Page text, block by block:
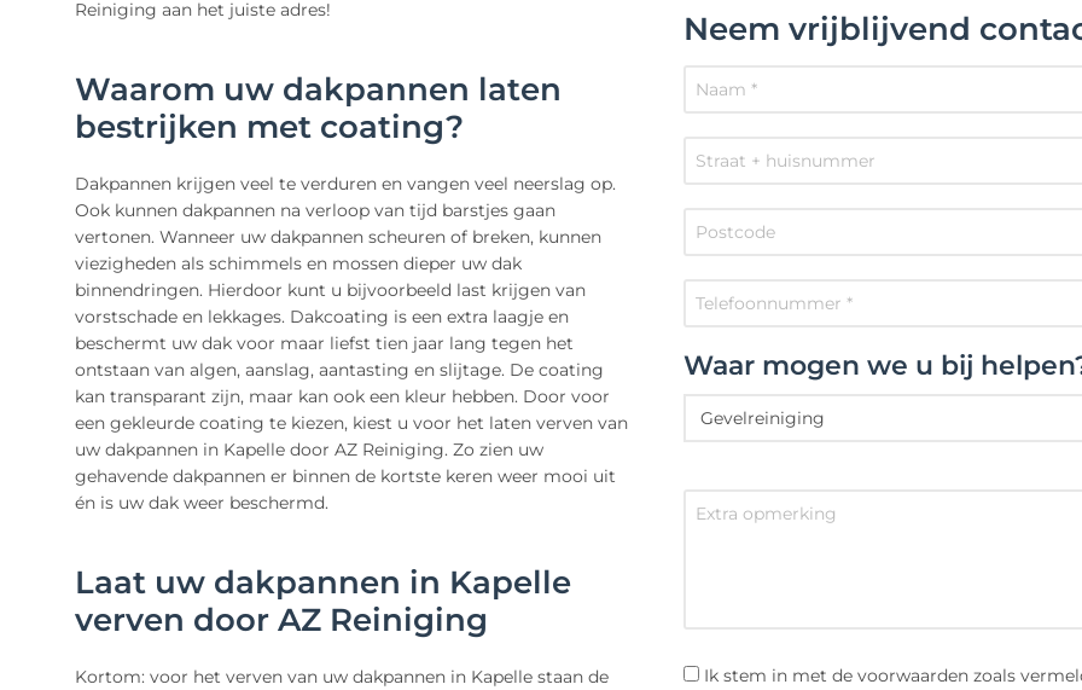
Reiniging aan het juiste adres!
Waarom uw dakpannen laten
bestrijken met coating?
Dakpannen krijgen veel te verduren en vangen veel neerslag op.
Ook kunnen dakpannen na verloop van tijd barstjes gaan
vertonen. Wanneer uw dakpannen scheuren of breken, kunnen
viezigheden als schimmels en mossen dieper uw dak
binnendringen. Hierdoor kunt u bijvoorbeeld last krijgen van
vorstschade en lekkages. Dakcoating is een extra laagje en
beschermt uw dak voor maar liefst tien jaar lang tegen het
ontstaan van algen, aanslag, aantasting en slijtage. De coating
kan transparant zijn, maar kan ook een kleur hebben. Door voor
een gekleurde coating te kiezen, kiest u voor het laten verven van
uw dakpannen in Kapelle door AZ Reiniging. Zo zien uw
gehavende dakpannen er binnen de kortste keren weer mooi uit
én is uw dak weer beschermd.
Laat uw dakpannen in Kapelle
verven door AZ Reiniging
Kortom: voor het verven van uw dakpannen in Kapelle staan de
Neem vrijblijvend
Waar mogen we u bij
Ik stem in met de voorwaarden zoals